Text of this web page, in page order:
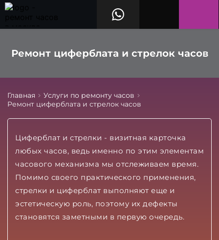
Ремонт циферблата и стрелок часов
Главная
Услуги по ремонту часов
Ремонт циферблата и стрелок часов
Циферблат и стрелки - визитная карточка
любых часов, ведь именно по этим элементам
часового механизма мы отслеживаем время.
Помимо своего практического применения,
стрелки и циферблат выполняют еще и
эстетическую роль, поэтому их дефекты
становятся заметными в первую очередь.